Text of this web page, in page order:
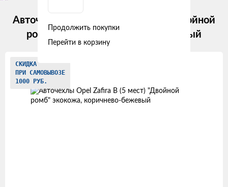
Авточехлы Opel Zafira В (5 мест) "Двойной
ромб" экокожа, коричнево-бежевый
Изображения
товаров
СКИДКА
ПРИ САМОВЫВОЗЕ
1000 РУБ.
Продолжить покупки
Перейти в корзину